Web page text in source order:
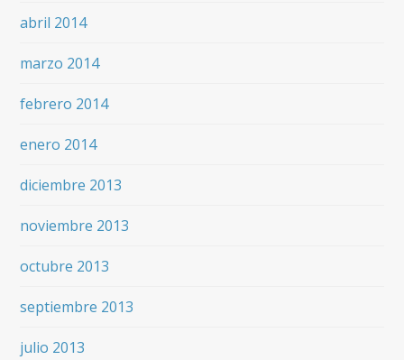
abril 2014
marzo 2014
febrero 2014
enero 2014
diciembre 2013
noviembre 2013
octubre 2013
septiembre 2013
julio 2013